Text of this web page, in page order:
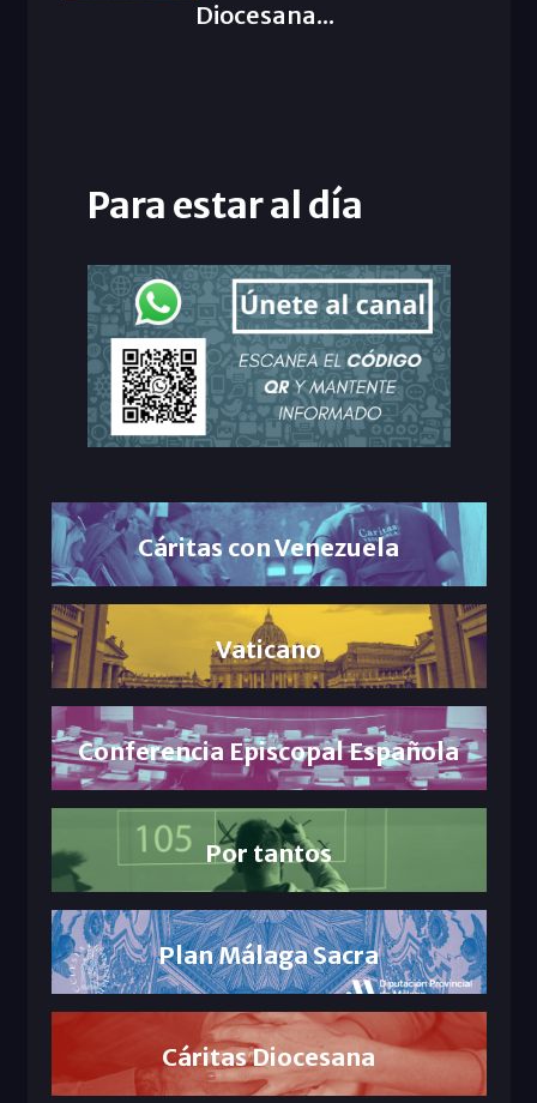
Diocesana...
Para estar al día
Cáritas con Venezuela
Vaticano
Conferencia Episcopal Española
Por tantos
Plan Málaga Sacra
Cáritas Diocesana